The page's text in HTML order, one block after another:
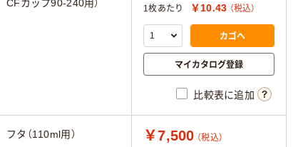
CFカップ90-240用）
1枚あたり
￥10.43 （税込）
カゴへ
マイカタログ登録
比較表に追加
フタ（110ml用） ￥7,500 （税込）